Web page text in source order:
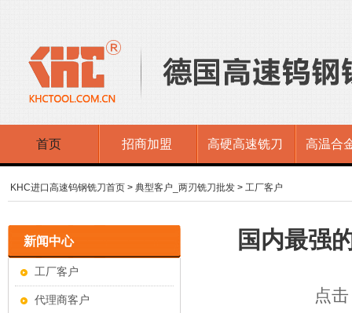
首页 招商加盟 高硬高速铣刀 高温合
KHC进口高速钨钢铣刀首页 > 典型客户_两刃铣刀批发 > 工厂客户
国内最强
点
新闻中心
工厂客户
代理商客户